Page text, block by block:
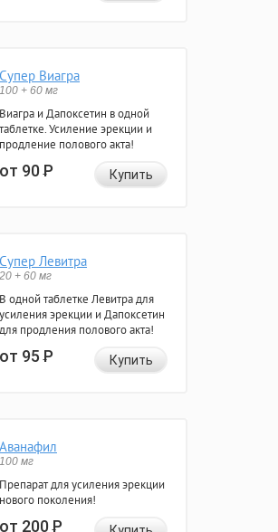
Супер Виагра
100 + 60 мг
Виагра и Дапоксетин в одной
таблетке. Усиление эрекции и
продление полового акта!
от 90Р Купить
Супер Левитра
20 + 60 мг
В одной таблетке Левитра для
усиления эрекции и Дапоксетин
для продления полового акта!
от 95Р Купить
Аванафил
100 мг
Препарат для усиления эрекции
нового поколения!
от 200Р